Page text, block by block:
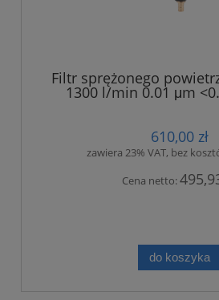
Filtr sprężonego
1300 l/min 0.01 μm
dokładny
610,00 zł
zawiera 23% VAT, bez
Cena netto:
do koszyka